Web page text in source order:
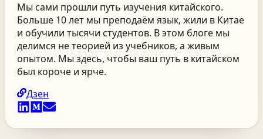
Мы сами прошли путь изучения китайского.
Больше 10 лет мы преподаём язык, жили в Китае
и обучили тысячи студентов. В этом блоге мы
делимся не теорией из учебников, а живым
опытом. Мы здесь, чтобы ваш путь в китайском
был короче и ярче.
Дзен